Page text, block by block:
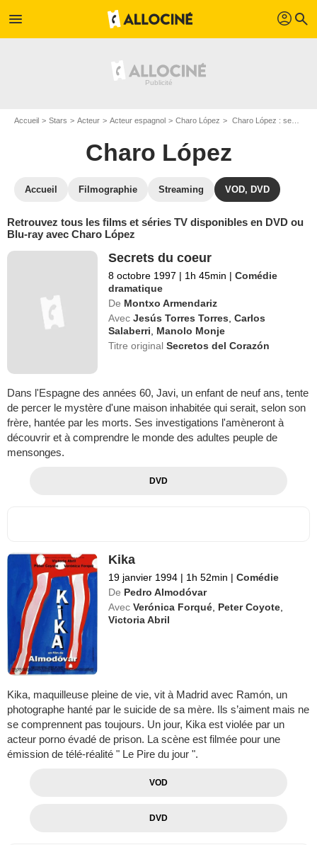
menu profil search
Accueil Stars Acteur Acteur espagnol Charo López Charo López : ses Blu-Ray, DVD, VOD, SVOD
Charo López
Accueil Filmographie Streaming VOD, DVD
Retrouvez tous les films et séries TV disponibles en DVD ou
Blu-ray avec Charo López
Secrets du coeur
8 octobre 1997 | 1h 45min | Comédie
dramatique
De Montxo Armendariz
Avec Jesús Torres Torres ,Carlos
Salaberri
Manolo Monje
Titre originalSecretos del Corazón
Dans l'Espagne des années 60, Javi, un enfant de neuf ans, tente
de percer le mystère d'une maison inhabitée qui serait, selon son
frère, hantée par les morts. Ses investigations l'amèneront à
découvrir et à comprendre le monde des adultes peuple de
mensonges.
DVD
Kika
19 janvier 1994 | 1h 52min | Comédie
De Pedro Almodóvar
Avec Verónica Forqué Peter Coyote
Victoria Abril
Kika, maquilleuse pleine de vie, vit à Madrid avec Ramón, un
photographe hanté par le suicide de sa mère. Ils s’aiment mais ne
se comprennent pas toujours. Un jour, Kika est violée par un
acteur porno évadé de prison. La scène est filmée pour une
émission de télé-réalité " Le Pire du jour ".
VOD
DVD